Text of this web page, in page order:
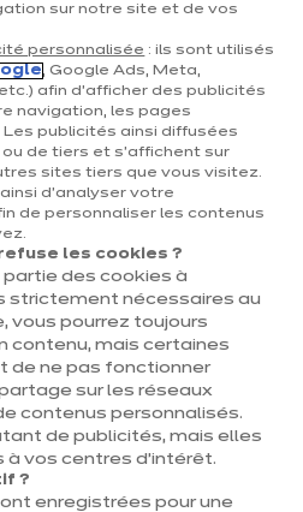
& électroménager
et matériaux
sur notre site et de vos
personnalisée : ils sont utilisés
, Google Ads, Meta,
afin d’afficher des publicités
navigation, les pages
publicités ainsi diffusées
de tiers et s'affichent sur
sites tiers que vous visitez.
d'analyser votre
de personnaliser les contenus
les cookies ?
des cookies à
strictement nécessaires au
vous pourrez toujours
contenu, mais certaines
de ne pas fonctionner
sur les réseaux
contenus personnalisés.
de publicités, mais elles
vos centres d’intérêt.
?
enregistrées pour une